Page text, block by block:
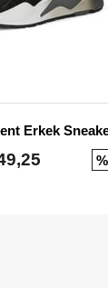
Erkek